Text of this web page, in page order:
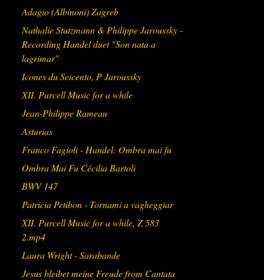
Adagio (Albinoni) Zagreb
Nathalie Stutzmann & Philippe Jaroussky -
Recording Handel duet "Son nata a
lagrimar"
Icones du Seicento, P Jaroussky
XII. Purcell Music for a while
Jean-Philippe Rameau
Asturias
Franco Fagioli - Handel: Ombra mai fu
Ombra Mai Fu Cécilia Bartoli
BWV 147
Patricia Petibon - Tornami a vagheggiar
XII. Purcell Music for a while, Z 583
2.mp4
Laura Wright - Sarabande
Jesus bleibet meine Freude from Cantata